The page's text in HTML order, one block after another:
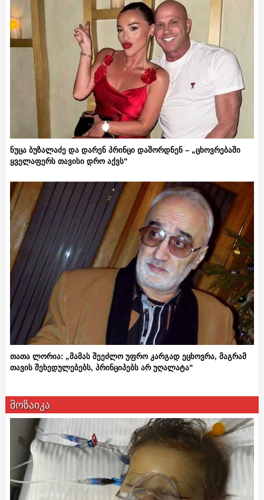
ნუცა ბუზალაძე და დარენ პრინცი დაშორდნენ – „ცხოვრებაში
ყველაფერს თავისი დრო აქვს“
თათა ლორია: „მამას შეეძლო უფრო კარგად ეცხოვრა, მაგრამ
თავის შეხედულებებს, პრინციპებს არ უღალატა“
მოზაიკა